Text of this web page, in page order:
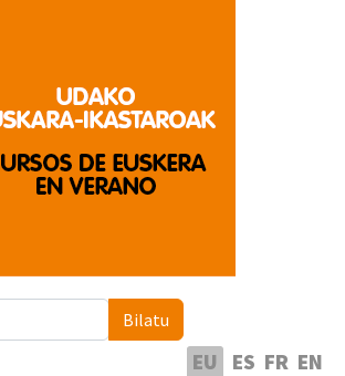
Bilatu
EU ES FR EN